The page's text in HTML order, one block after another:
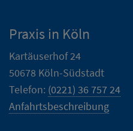
Praxis in Köln
Kartäuserhof 24
50678 Köln-Südstadt
Telefon: (0221) 36 757 24
Anfahrtsbeschreibung